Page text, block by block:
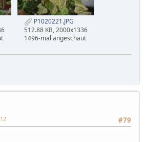
P1020221.JPG
512.88 KB, 2000x1336
1496-mal angeschaut
#79